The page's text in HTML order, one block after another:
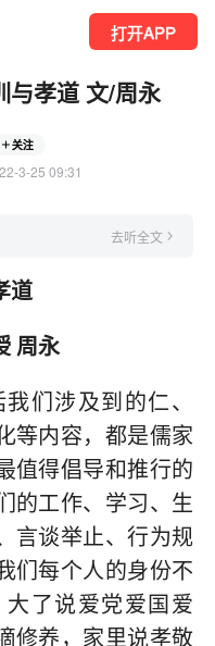
打开APP
与孝道 文/周永
关注
3-25 09:31
去听全文
道
周永
们涉及到的仁、
等内容，都是儒家
值得倡导和推行的
的工作、学习、生
言谈举止、行为规
们每个人的身份不
了说爱党爱国爱
修养，家里说孝敬